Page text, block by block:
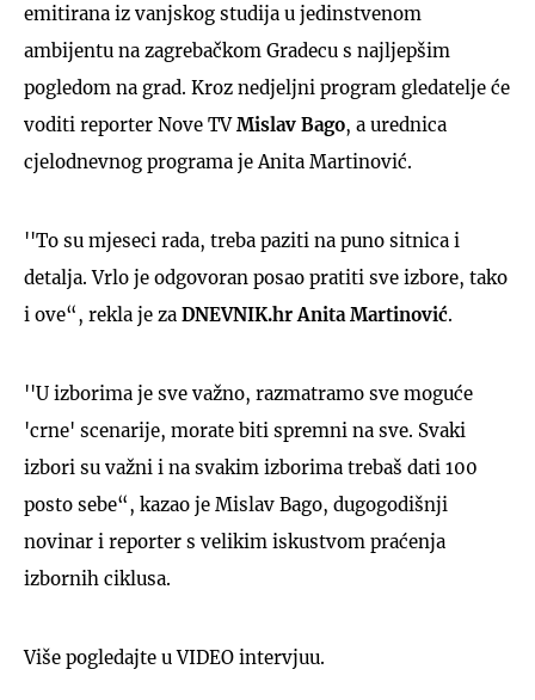
emitirana iz vanjskog studija u jedinstvenom
ambijentu na zagrebačkom Gradecu s najljepšim
pogledom na grad. Kroz nedjeljni program gledatelje će
voditi reporter Nove TVMislav Bago, a urednica
cjelodnevnog programa je Anita Martinović.
''To su mjeseci rada, treba paziti na puno sitnica i
detalja. Vrlo je odgovoran posao pratiti sve izbore, tako
i ove“, rekla je za DNEVNIK.hr Anita Martinović.
''U izborima je sve važno, razmatramo sve moguće
'crne' scenarije, morate biti spremni na sve. Svaki
izbori su važni i na svakim izborima trebaš dati 100
posto sebe“, kazao je Mislav Bago, dugogodišnji
novinar i reporter s velikim iskustvom praćenja
izbornih ciklusa.
Više pogledajte u VIDEO intervjuu.